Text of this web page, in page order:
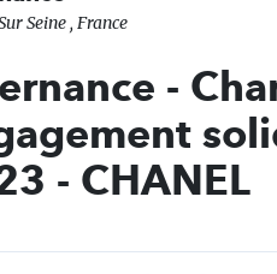
Seine , France
-
- CHANEL